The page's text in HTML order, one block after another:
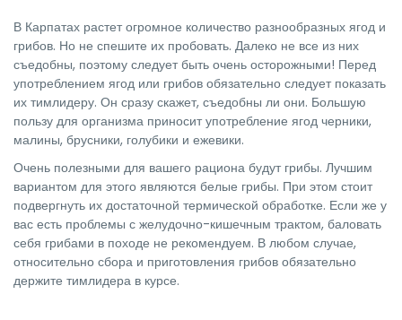
В Карпатах растет огромное количество разнообразных ягод и
грибов. Но не спешите их пробовать. Далеко не все из них
съедобны, поэтому следует быть очень осторожными! Перед
употреблением ягод или грибов обязательно следует показать
их тимлидеру. Он сразу скажет, съедобны ли они. Большую
пользу для организма приносит употребление ягод черники,
малины, брусники, голубики и ежевики.
Очень полезными для вашего рациона будут грибы. Лучшим
вариантом для этого являются белые грибы. При этом стоит
подвергнуть их достаточной термической обработке. Если же у
вас есть проблемы с желудочно-кишечным трактом, баловать
себя грибами в походе не рекомендуем. В любом случае,
относительно сбора и приготовления грибов обязательно
держите тимлидера в курсе.